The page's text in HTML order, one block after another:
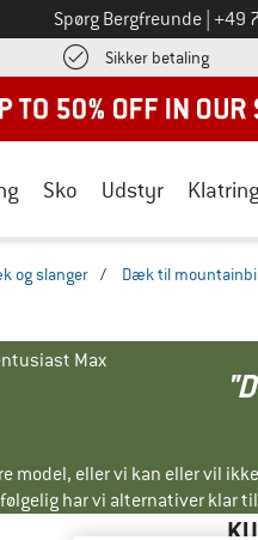
Spørg Bergfreunde Ring
+49
Sikker betalingFind
Sko Udstyr Klatring
og slanger / Dæk til
Max
model, eller vi kan eller vil
har vi alternativer klar